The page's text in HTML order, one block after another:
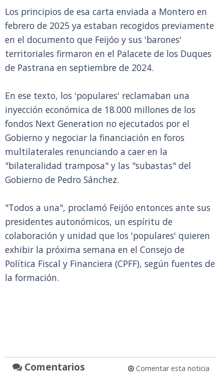
Los principios de esa carta enviada a Montero en
febrero de 2025 ya estaban recogidos previamente
en el documento que Feijóo y sus 'barones'
territoriales firmaron en el Palacete de los Duques
de Pastrana en septiembre de 2024.
En ese texto, los 'populares' reclamaban una
inyección económica de 18.000 millones de los
fondos Next Generation no ejecutados por el
Gobierno y negociar la financiación en foros
multilaterales renunciando a caer en la
"bilateralidad tramposa" y las "subastas" del
Gobierno de Pedro Sánchez.
"Todos a una", proclamó Feijóo entonces ante sus
presidentes autonómicos, un espíritu de
colaboración y unidad que los 'populares' quieren
exhibir la próxima semana en el Consejo de
Política Fiscal y Financiera (CPFF), según fuentes de
la formación.
Comentarios Comentar esta noticia